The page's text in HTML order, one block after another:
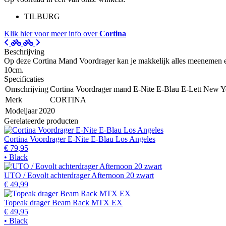
TILBURG
Klik hier voor meer info overCortina
Beschrijving
Op deze Cortina Mand Voordrager kan je makkelijk alles
10cm.
Specificaties
OmschrijvingCortina Voordrager mand E-Nite E-Blau E-Lett New
Merk
CORTINA
Modeljaar 2020
Gerelateerde producten
Cortina Voordrager E-Nite E-Blau Los Angeles
€ 79,95
• Black
UTO / Eovolt achterdrager Afternoon 20 zwart
€ 49,99
Topeak drager Beam Rack MTX EX
€ 49,95
• Black